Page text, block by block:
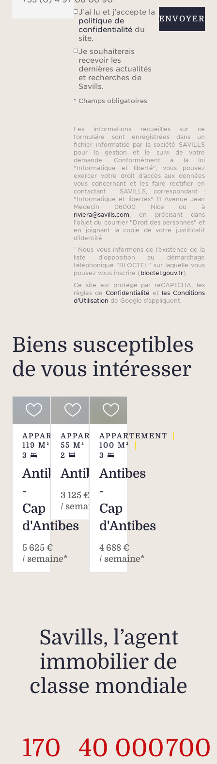
J’ai lu et j’accepte la
politique de
confidentialité du
site.
Je souhaiterais
recevoir les
dernières actualités
et recherches de
Savills.
* Champs obligatoires
ENVOYER
Les informations recueillies sur ce
formulaire sont enregistrées dans un
fichier informatisé par la société SAVILLS
pour la gestion et le suivi de votre
demande. Conformément à la loi
"Informatique et liberté", vous pouvez
exercer votre droit d'accès aux données
vous concernant et les faire rectifier en
contactant : SAVILLS, correspondant :
"Informatique et libertés" 11 Avenue Jean
Medecin 06000 Nice ou à
riviera@savills.com , en précisant dans
l'objet du courrier "Droit des personnes" et
en joignant la copie de votre justificatif
d'identité.
¹ Nous vous informons de l’existence de la
liste d'opposition au démarchage
téléphonique "BLOCTEL" sur laquelle vous
pouvez vous inscrire (bloctel.gouv.fr).
Ce site est protégé par reCAPTCHA, les
règles deConfidentialité et les Conditions
d'Utilisation de Google s'appliquent.
Biens susceptibles
de vous intéresser
APPARTEMENT
119 M²
3
Antibes
-
Cap
d'Antibes
5 625 €
/ semaine*
APPARTEMENT
55 M²
2
Antibes
3 125 €
/ semaine*
APPARTEMENT
100 M²
3
Antibes
-
Cap
d'Antibes
4 688 €
/ semaine*
Savills, l’agent
immobilier de
classe mondiale
170 40 000700